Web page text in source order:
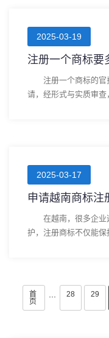
2025-03-19
注册一个商标要
注册一个商标的官
请，经形式与实质审查
2025-03-17
申请越南商标注
在越南，很多企业
护，注册商标不仅能保
首
页
··· 28 29